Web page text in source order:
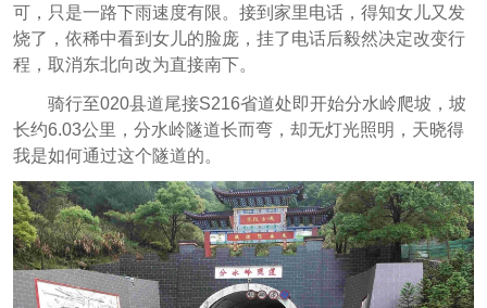
可，只是一路下雨速度有限。接到家里电话，得知女儿又发
烧了，依稀中看到女儿的脸庞，挂了电话后毅然决定改变行
程，取消东北向改为直接南下。
骑行至020县道尾接S216省道处即开始分水岭爬坡，坡
长约6.03公里，分水岭隧道长而弯，却无灯光照明，天晓得
我是如何通过这个隧道的。